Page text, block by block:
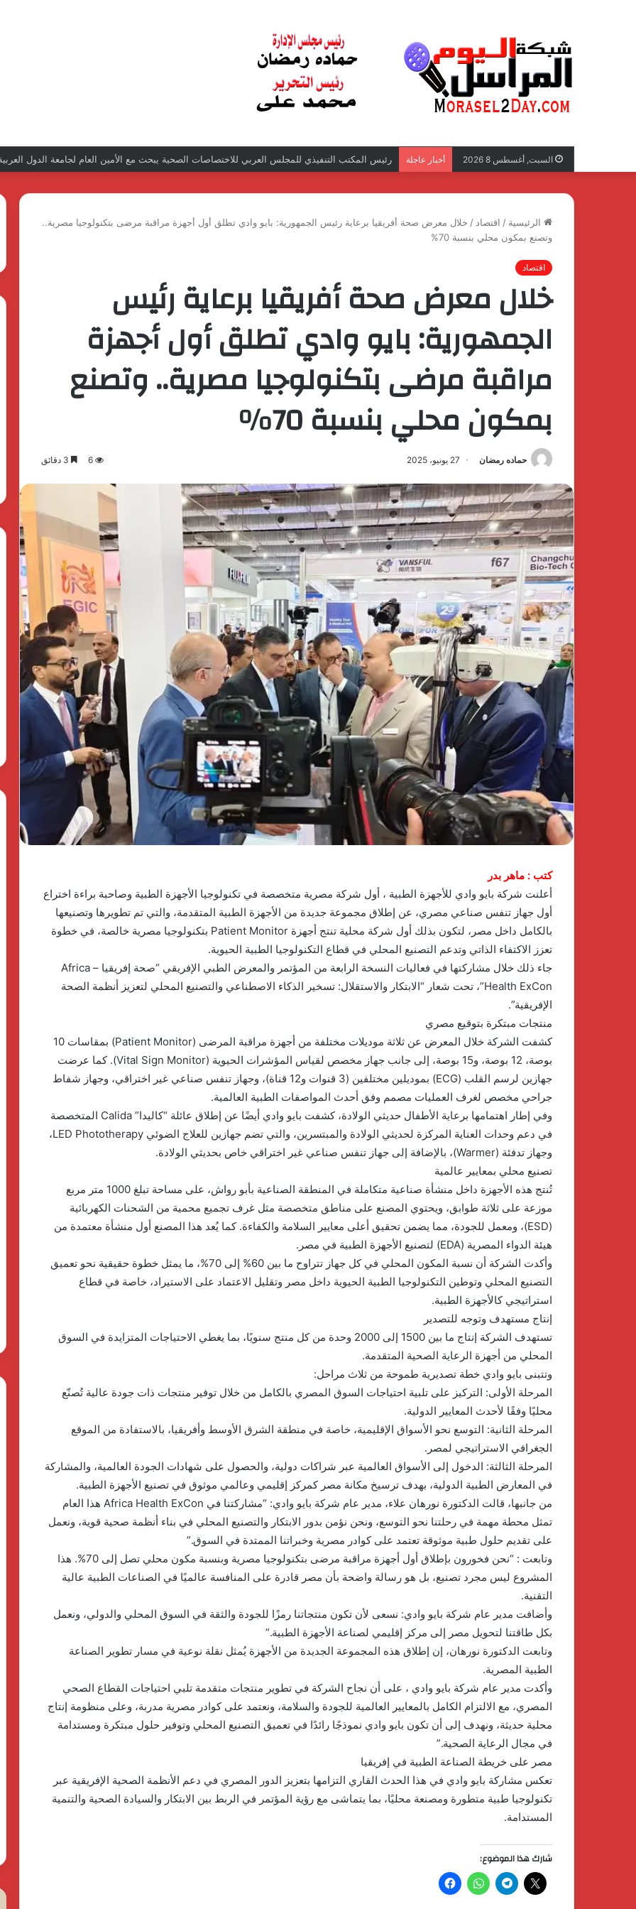
السبت, أغسطس 8 2026 أخبار عاجلة رئيس المكتب التنفيذي للمجلس العربي للاختصاصات الصحية يبحث مع الأمين العام لجامعة الدول العربية
الرئيسية / اقتصاد / خلال معرض صحة أفريقيا برعاية رئيس الجمهورية: بايو وادي تطلق أول أجهزة مراقبة مرضى بتكنولوجيا مصرية..
وتصنع بمكون محلي بنسبة 70%
اقتصاد
خلال معرض صحة أفريقيا برعاية رئيس
الجمهورية: بايو وادي تطلق أول أجهزة
مراقبة مرضى بتكنولوجيا مصرية.. وتصنع
بمكون محلي بنسبة 70%
حماده رمضان 27 يونيو، 2025 6
كتب : ماهر بدر
أعلنت شركة بايو وادي للأجهزة الطبية ، أول شركة مصرية متخصصة في تكنولوجيا الأجهزة الطبية وصاحبة براءة اختراع
أول جهاز تنفس صناعي مصري، عن إطلاق مجموعة جديدة من الأجهزة الطبية المتقدمة، والتي تم تطويرها وتصنيعها
بالكامل داخل مصر، لتكون بذلك أول شركة محلية تنتج أجهزة Patient Monitor بتكنولوجيا مصرية خالصة، في خطوة
تعزز الاكتفاء الذاتي وتدعم التصنيع المحلي في قطاع التكنولوجيا الطبية الحيوية.
جاء ذلك خلال مشاركتها في فعاليات النسخة الرابعة من المؤتمر والمعرض الطبي الإفريقي “صحة إفريقيا – Africa
Health ExCon”، تحت شعار “الابتكار والاستقلال: تسخير الذكاء الاصطناعي والتصنيع المحلي لتعزيز أنظمة الصحة
الإفريقية”.
منتجات مبتكرة بتوقيع مصري
كشفت الشركة خلال المعرض عن ثلاثة موديلات مختلفة من أجهزة مراقبة المرضى (Patient Monitor) بمقاسات 10
بوصة، 12 بوصة، و15 بوصة، إلى جانب جهاز مخصص لقياس المؤشرات الحيوية (Vital Sign Monitor). كما عرضت
جهازين لرسم القلب (ECG) بموديلين مختلفين (3 قنوات و12 قناة)، وجهاز تنفس صناعي غير اختراقي، وجهاز شفاط
جراحي مخصص لغرف العمليات مصمم وفق أحدث المواصفات الطبية العالمية.
وفي إطار اهتمامها برعاية الأطفال حديثي الولادة، كشفت بايو وادي أيضًا عن إطلاق عائلة “كاليدا” Calida المتخصصة
في دعم وحدات العناية المركزة لحديثي الولادة والمبتسرين، والتي تضم جهازين للعلاج الضوئي LED Phototherapy،
وجهاز تدفئة (Warmer)، بالإضافة إلى جهاز تنفس صناعي غير اختراقي خاص بحديثي الولادة.
تصنيع محلي بمعايير عالمية
تُنتج هذه الأجهزة داخل منشأة صناعية متكاملة في المنطقة الصناعية بأبو رواش، على مساحة تبلغ 1000 متر مربع
موزعة على ثلاثة طوابق، ويحتوي المصنع على مناطق متخصصة مثل غرف تجميع محمية من الشحنات الكهربائية
(ESD)، ومعمل للجودة، مما يضمن تحقيق أعلى معايير السلامة والكفاءة. كما يُعد هذا المصنع أول منشأة معتمدة من
هيئة الدواء المصرية (EDA) لتصنيع الأجهزة الطبية في مصر.
وأكدت الشركة أن نسبة المكون المحلي في كل جهاز تتراوح ما بين 60% إلى 70%، ما يمثل خطوة حقيقية نحو تعميق
التصنيع المحلي وتوطين التكنولوجيا الطبية الحيوية داخل مصر وتقليل الاعتماد على الاستيراد، خاصة في قطاع
استراتيجي كالأجهزة الطبية.
إنتاج مستهدف وتوجه للتصدير
تستهدف الشركة إنتاج ما بين 1500 إلى 2000 وحدة من كل منتج سنويًا، بما يغطي الاحتياجات المتزايدة في السوق
المحلي من أجهزة الرعاية الصحية المتقدمة.
وتتبنى بايو وادي خطة تصديرية طموحة من ثلاث مراحل:
المرحلة الأولى: التركيز على تلبية احتياجات السوق المصري بالكامل من خلال توفير منتجات ذات جودة عالية تُصنّع
محليًا وفقًا لأحدث المعايير الدولية.
المرحلة الثانية: التوسع نحو الأسواق الإقليمية، خاصة في منطقة الشرق الأوسط وأفريقيا، بالاستفادة من الموقع
الجغرافي الاستراتيجي لمصر.
المرحلة الثالثة: الدخول إلى الأسواق العالمية عبر شراكات دولية، والحصول على شهادات الجودة العالمية، والمشاركة
في المعارض الطبية الدولية، بهدف ترسيخ مكانة مصر كمركز إقليمي وعالمي موثوق في تصنيع الأجهزة الطبية.
من جانبها، قالت الدكتورة نورهان علاء، مدير عام شركة بايو وادي: “مشاركتنا في Africa Health ExCon هذا العام
تمثل محطة مهمة في رحلتنا نحو التوسع، ونحن نؤمن بدور الابتكار والتصنيع المحلي في بناء أنظمة صحية قوية، ونعمل
على تقديم حلول طبية موثوقة تعتمد على كوادر مصرية وخبراتنا الممتدة في السوق.”
وتابعت : “نحن فخورون بإطلاق أول أجهزة مراقبة مرضى بتكنولوجيا مصرية وبنسبة مكون محلي تصل إلى 70%. هذا
المشروع ليس مجرد تصنيع، بل هو رسالة واضحة بأن مصر قادرة على المنافسة عالميًا في الصناعات الطبية عالية
التقنية.
وأضافت مدير عام شركة بايو وادي: نسعى لأن تكون منتجاتنا رمزًا للجودة والثقة في السوق المحلي والدولي، ونعمل
بكل طاقتنا لتحويل مصر إلى مركز إقليمي لصناعة الأجهزة الطبية.”
وتابعت الدكتورة نورهان، إن إطلاق هذه المجموعة الجديدة من الأجهزة يُمثل نقلة نوعية في مسار تطوير الصناعة
الطبية المصرية.
وأكدت مدير عام شركة بايو وادي ، على أن نجاح الشركة في تطوير منتجات متقدمة تلبي احتياجات القطاع الصحي
المصري، مع الالتزام الكامل بالمعايير العالمية للجودة والسلامة، ونعتمد على كوادر مصرية مدربة، وعلى منظومة إنتاج
محلية حديثة، ونهدف إلى أن تكون بايو وادي نموذجًا رائدًا في تعميق التصنيع المحلي وتوفير حلول مبتكرة ومستدامة
في مجال الرعاية الصحية.”
مصر على خريطة الصناعة الطبية في إفريقيا
تعكس مشاركة بايو وادي في هذا الحدث القاري التزامها بتعزيز الدور المصري في دعم الأنظمة الصحية الإفريقية عبر
تكنولوجيا طبية متطورة ومصنعة محليًا، بما يتماشى مع رؤية المؤتمر في الربط بين الابتكار والسيادة الصحية والتنمية
المستدامة.
شارك هذا الموضوع:
اكتشف
الفخامة
والهدوء
في
كومباوند
بالشيخ
زايد
أحدث
مشروعات
شركة
جولدن
لاند
1 يناير، 2026
اكتشف الفخامة والهدوء في
كومباوند نسيم بالشيخ زايد أحدث
مشروعات شركة جولدن لاند
The
First
Group
وPulse
Developments
توقعان
شراكة
استراتيجية
لإطلاق
منصة
متكاملة
لتطوير
وتشغيل
مشاريع
الضيافة
في
منذ 4 أسابيع
The First Group وPulse
Developments توقعان شراكة
استراتيجية لإطلاق منصة متكاملة
لتطوير وتشغيل مشاريع الضيافة في
مصر
الدكتور